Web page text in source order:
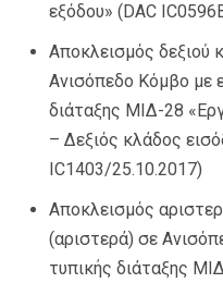
εξόδου» (DAC
Αποκλεισμός δεξιού
Ανισόπεδο Κόμβο με
διάταξης ΜΙΔ-28
– Δεξιός κλάδος
IC1403/25.10.2017)
Αποκλεισμός
(αριστερά) σε
τυπικής διάταξης